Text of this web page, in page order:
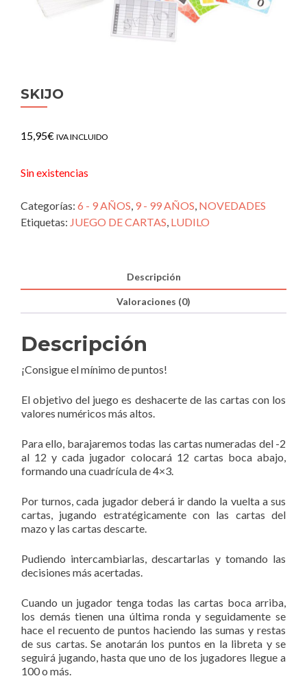
SKIJO
15,95€ IVA INCLUIDO
Sin existencias
Categorías: 6 - 9 AÑOS, 9 - 99 AÑOS, NOVEDADES
Etiquetas: JUEGO DE CARTAS, LUDILO
Descripción
Valoraciones (0)
Descripción
¡Consigue el mínimo de puntos!
El objetivo del juego es deshacerte de las cartas con los
valores numéricos más altos.
Para ello, barajaremos todas las cartas numeradas del -2
al 12 y cada jugador colocará 12 cartas boca abajo,
formando una cuadrícula de 4×3.
Por turnos, cada jugador deberá ir dando la vuelta a sus
cartas, jugando estratégicamente con las cartas del
mazo y las cartas descarte.
Pudiendo intercambiarlas, descartarlas y tomando las
decisiones más acertadas.
Cuando un jugador tenga todas las cartas boca arriba,
los demás tienen una última ronda y seguidamente se
hace el recuento de puntos haciendo las sumas y restas
de sus cartas. Se anotarán los puntos en la libreta y se
seguirá jugando, hasta que uno de los jugadores llegue a
100 o más.